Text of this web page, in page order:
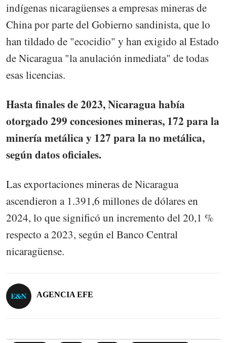
indígenas nicaragüenses a empresas mineras de
China por parte del Gobierno sandinista, que lo
han tildado de "ecocidio" y han exigido al Estado
de Nicaragua "la anulación inmediata" de todas
esas licencias.
Hasta finales de 2023, Nicaragua había
otorgado 299 concesiones mineras, 172 para la
minería metálica y 127 para la no metálica,
según datos oficiales.
Las exportaciones mineras de Nicaragua
ascendieron a 1.391,6 millones de dólares en
2024, lo que significó un incremento del 20,1 %
respecto a 2023, según el Banco Central
nicaragüense.
AGENCIA EFE